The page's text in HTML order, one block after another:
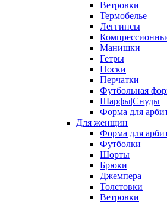
Ветровки
Термобелье
Леггинсы
Манишки
Гетры
Носки
Перчатки
Футбольная
Шарфы|Снуды
Форма для
Для женщин
Форма для
Футболки
Шорты
Брюки
Джемпера
Толстовки
Ветровки